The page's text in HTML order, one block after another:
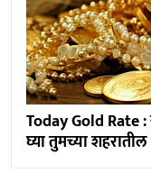
Today Gold Rate
घ्या तुमच्या